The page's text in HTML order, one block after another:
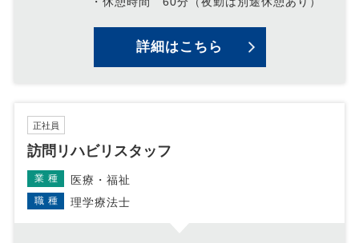
詳細はこちら
正社員
訪問リハビリスタッフ
業種 医療・福祉
職種 理学療法士